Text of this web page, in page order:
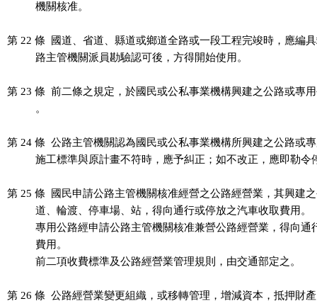
          機關核准。
第 22 條  國道、省道、縣道或鄉道全路或一段工程完竣時，應編
          路主管機關派員勘驗認可後，方得開始使用。
第 23 條  前二條之規定，於國民或公私事業機構興建之公路或專
          。
第 24 條  公路主管機關認為國民或公私事業機構所興建之公路或
施工標準與原計畫不符時，應予糾正；如不改正，應即勒令
第 25 條  國民申請公路主管機關核准經營之公路經營業，其興建
          道、輪渡、停車場、站，得向通行或停放之汽車收取費用。
專用公路經申請公路主管機關核准兼營公路經營業，得向
          費用。
          前二項收費標準及公路經營業管理規則，由交通部定之。
第 26 條  公路經營業變更組織，或移轉管理，增減資本，抵押財